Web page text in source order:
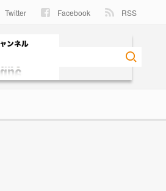
Twitter Facebook RSS